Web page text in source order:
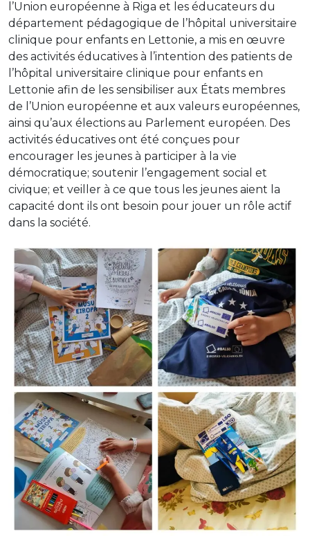
l’Union européenne à Riga et les éducateurs du
département pédagogique de l’hôpital universitaire
clinique pour enfants en Lettonie, a mis en œuvre
des activités éducatives à l’intention des patients de
l’hôpital universitaire clinique pour enfants en
Lettonie afin de les sensibiliser aux États membres
de l’Union européenne et aux valeurs européennes,
ainsi qu’aux élections au Parlement européen. Des
activités éducatives ont été conçues pour
encourager les jeunes à participer à la vie
démocratique; soutenir l’engagement social et
civique; et veiller à ce que tous les jeunes aient la
capacité dont ils ont besoin pour jouer un rôle actif
dans la société.